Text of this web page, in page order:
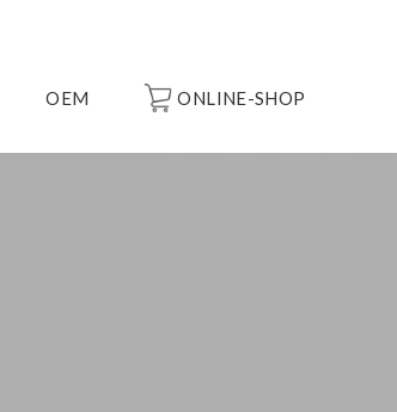
OEM ONLINE-SHOP